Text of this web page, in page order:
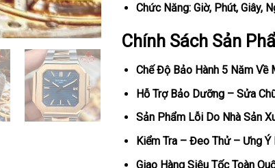
Chức Năng: Giờ, Phút, Giây,
Chính Sách Sản
Chế Độ Bảo Hành 5 Năm Về
Hỗ Trợ Bảo Dưỡng – Sửa
Sản Phẩm Lỗi Do Nhà Sản
Kiểm Tra – Đeo Thử – Ưng Ý
Giao Hàng Siêu Tốc Toàn